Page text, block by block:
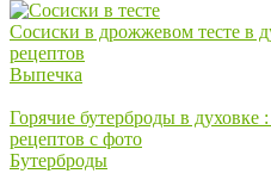
Сосиски в дрожжевом тесте в
рецептов
Выпечка
Горячие бутерброды в
рецептов с фото
Бутерброды